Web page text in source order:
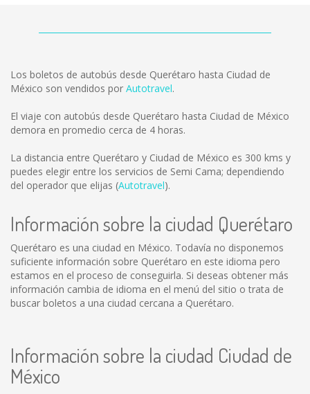
Los boletos de autobús desde Querétaro hasta Ciudad de
México son vendidos por Autotravel.
El viaje con autobús desde Querétaro hasta Ciudad de México
demora en promedio cerca de 4 horas.
La distancia entre Querétaro y Ciudad de México es 300 kms y
puedes elegir entre los servicios de Semi Cama; dependiendo
del operador que elijas (Autotravel).
Información sobre la ciudad Querétaro
Querétaro es una ciudad en México. Todavía no disponemos
suficiente información sobre Querétaro en este idioma pero
estamos en el proceso de conseguirla. Si deseas obtener más
información cambia de idioma en el menú del sitio o trata de
buscar boletos a una ciudad cercana a Querétaro.
Información sobre la ciudad Ciudad de
México